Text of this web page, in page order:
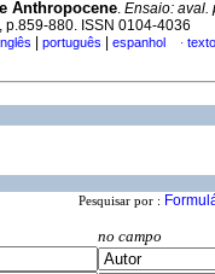
Anthropocene. Ensaio: aval.
p.859-880. ISSN 0104-4036
português espanhol ·
Pesquisar por :
no campo